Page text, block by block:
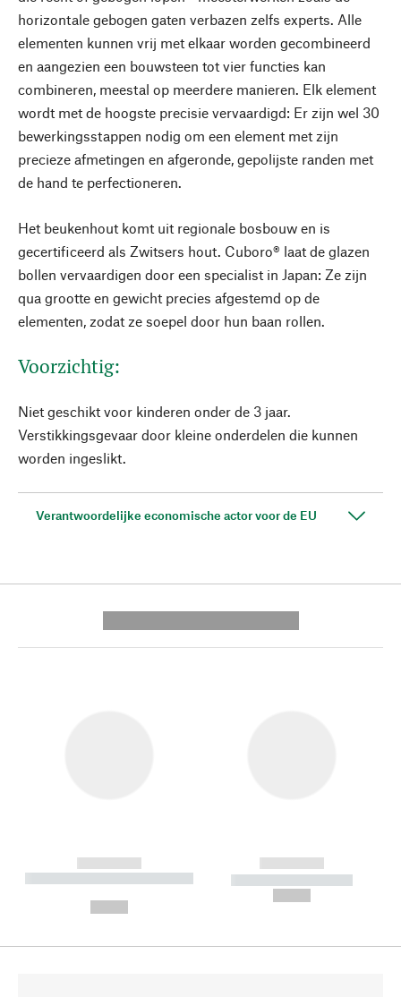
horizontale gebogen gaten verbazen zelfs experts. Alle
elementen kunnen vrij met elkaar worden gecombineerd
en aangezien een bouwsteen tot vier functies kan
combineren, meestal op meerdere manieren. Elk element
wordt met de hoogste precisie vervaardigd: Er zijn wel 30
bewerkingsstappen nodig om een element met zijn
precieze afmetingen en afgeronde, gepolijste randen met
de hand te perfectioneren.
Het beukenhout komt uit regionale bosbouw en is
gecertificeerd als Zwitsers hout. Cuboro® laat de glazen
bollen vervaardigen door een specialist in Japan: Ze zijn
qua grootte en gewicht precies afgestemd op de
elementen, zodat ze soepel door hun baan rollen.
Voorzichtig:
Niet geschikt voor kinderen onder de 3 jaar.
Verstikkingsgevaar door kleine onderdelen die kunnen
worden ingeslikt.
Verantwoordelijke economische actor voor de EU
------------
----------- ----------- --------
------------
----------- -----------